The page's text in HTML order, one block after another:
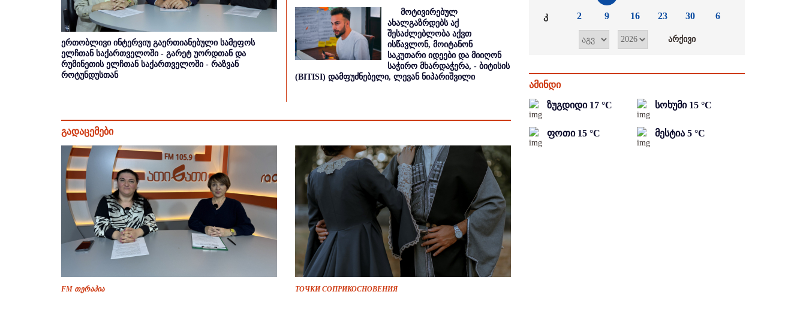
ერთობლივი ინტერვიუ გაერთიანებული სამეფოს
ელჩთან საქართველოში - გარეტ უორდთან და
რუმინეთის ელჩთან საქართველოში - რაზვან
როტუნდუსთან
მოტივირებულ
ახალგაზრდებს აქ
შესაძლებლობა აქვთ
ისწავლონ, მოიტანონ
საკუთარი იდეები და მიიღონ
საჭირო მხარდაჭერა, - ბიტისის
(BITISI) დამფუძნებელი, ლევან ნიპარიშვილი
გადაცემები
FM თერაპია ТОЧКИ СОПРИКОСНОВЕНИЯ
კ 2 9 16 23 30 6
ამინდი
ზუგდიდი 17 °C სოხუმი 15 °C
ფოთი 15 °C მესტია 5 °C